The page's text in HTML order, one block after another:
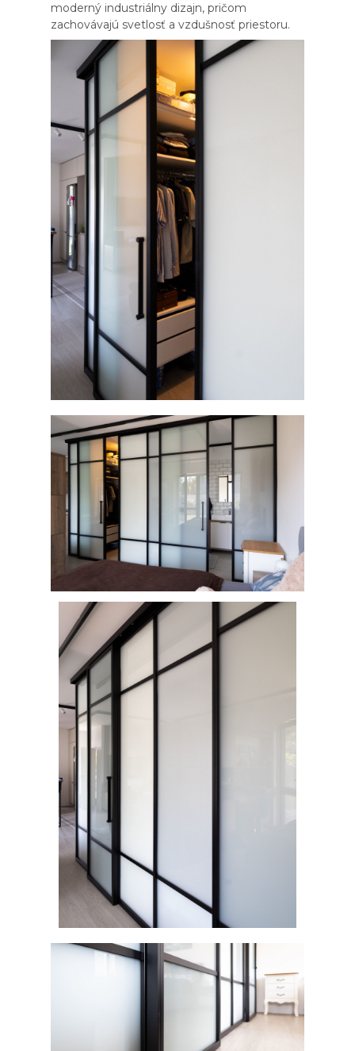
moderný industriálny dizajn, pričom
zachovávajú svetlosť a vzdušnosť priestoru.
Požiadajte o cenovú
ponuku
Získať cenovú ponuku
Vyplňte krátky formulár a pripravíme pre vás
predbežnú kalkuláciu podľa vašich